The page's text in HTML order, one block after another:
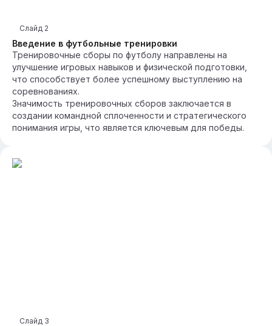
Введение в футбольные тренировки
Слайд 2
Тренировочные сборы по футболу направлены на
улучшение игровых навыков и физической подготовки,
что способствует более успешному выступлению на
соревнованиях.
Значимость тренировочных сборов заключается в
создании командной сплоченности и стратегического
понимания игры, что является ключевым для победы.
Слайд 3